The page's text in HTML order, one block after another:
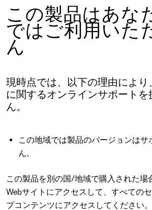
この製品はあな
ではご利用いた
ん
現時点では、以下の理由により
に関するオンラインサポート
ん。
この地域では製品のバージョンはサ
ん。
この製品を別の国/地域で購入された場
Webサイトにアクセスして、すべての
プコンテンツにアクセスしてください。